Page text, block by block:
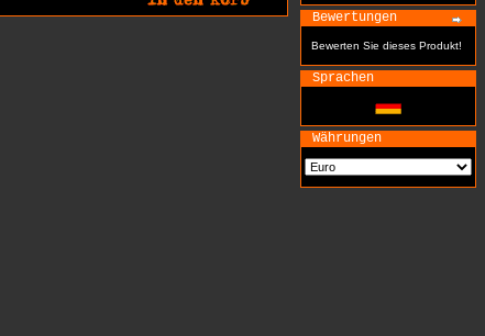
Bewertungen
Bewerten Sie dieses Produkt!
Sprachen
Währungen